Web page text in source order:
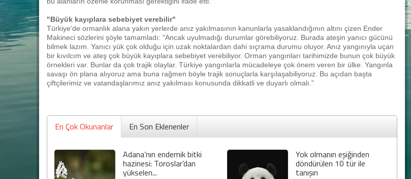
"Büyük kayıplara sebebiyet verebilir"
Türkiye'de ormanlık alana yakın yerlerde anız yakılmasının kanunlarla yasaklandığının altını çizen Ender
Makineci sözlerini şöyle tamamladı: "Ancak uyulmadığı durumlar görebiliyoruz. Burada ateşin yanıcı gücünü
bilmek lazım. Yanıcı yük çok olduğu için uzak noktalardan dahi sıçrama durumu oluyor. Anız yangınıyla uçan
bir kıvılcım ve ateş çok büyük kayıplara sebebiyet verebiliyor. Orman yangınları tarihimizde bunun çok büyük
örnekleri var. Bunlar da çok trajik olaylar. Türkiye yangınlarla mücadeleye çok önem veren bir ülke. Yangınla
savaşı ön plana alıyoruz ama buna rağmen böyle trajik sonuçlarla karşılaşabiliyoruz. Bu açıdan başta
çiftçilerimiz ve vatandaşlarımız anız yakılması konusunda dikkatli ve duyarlı olmalı."
En Çok Okunanlar En Son Eklenenler
Adana’nın endemik bitki
hazinesi: Toroslar’dan
yükselen...
Yok olmanın eşiğinden
döndürülen 10 tür ile
tanışın